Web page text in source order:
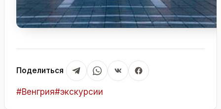
Поделиться
Метки
#Венгрия#экскурсии